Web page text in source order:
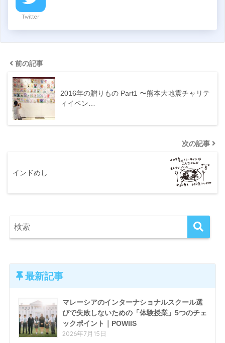
Twitter
前の記事
2016年の贈りもの Part1 〜熊本大地震チャリテ
ィイベン…
次の記事
インドめし
最新記事
マレーシアのインターナショナルスクール選
びで失敗しないための「体験授業」5つのチェ
ックポイント｜POWIIS
2026年7月15日